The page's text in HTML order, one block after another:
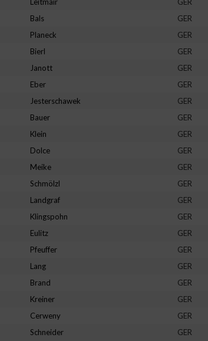
Bals GER
Planeck GER
Bierl GER
Janott GER
Eber GER
Jesterschawek GER
Bauer GER
Klein GER
Dolce GER
Meike GER
Schmölzl GER
Landgraf GER
Klingspohn GER
Eulitz GER
Pfeuffer GER
Lang GER
Brand GER
Kreiner GER
Cerweny GER
Schneider GER
von Inhalten
oder Kombinationen von Daten aus
Angebote
Informationen identifizieren